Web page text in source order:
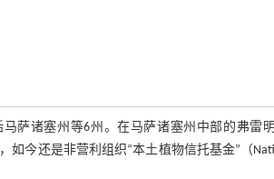
萨诸塞州等6州。在马萨诸塞州中部的弗雷
，如今还是非营利组织“本土植物信托基金”（